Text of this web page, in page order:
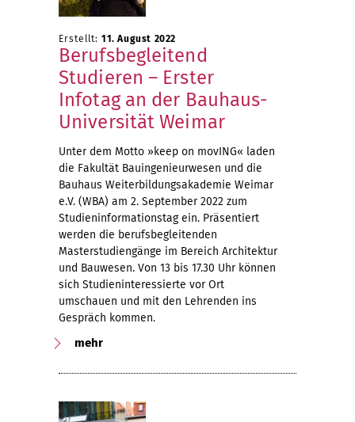
Erstellt: 11. August 2022
Berufsbegleitend
Studieren – Erster
Infotag an der Bauhaus-
Universität Weimar
Unter dem Motto »keep on movING« laden
die Fakultät Bauingenieurwesen und die
Bauhaus Weiterbildungsakademie Weimar
e.V. (WBA) am 2. September 2022 zum
Studieninformationstag ein. Präsentiert
werden die berufsbegleitenden
Masterstudiengänge im Bereich Architektur
und Bauwesen. Von 13 bis 17.30 Uhr können
sich Studieninteressierte vor Ort
umschauen und mit den Lehrenden ins
Gespräch kommen.
mehr